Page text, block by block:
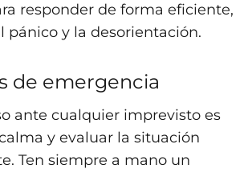
responder de forma eficiente,
pánico y la desorientación.
de emergencia
ante cualquier imprevisto es
y evaluar la situación
Ten siempre a mano un